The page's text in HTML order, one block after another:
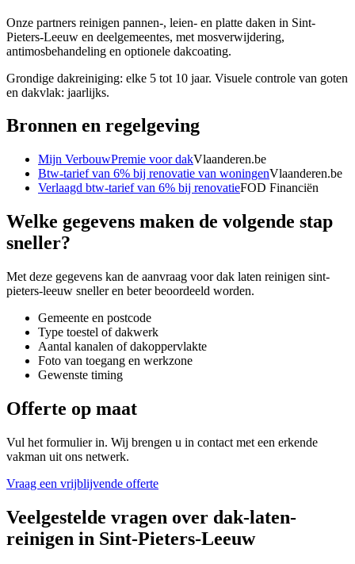
Onze partners reinigen pannen-, leien- en platte daken in Sint-
Pieters-Leeuw en deelgemeentes, met mosverwijdering,
antimosbehandeling en optionele dakcoating.
Grondige dakreiniging: elke 5 tot 10 jaar. Visuele controle van goten
en dakvlak: jaarlijks.
Bronnen en regelgeving
Mijn VerbouwPremie voor dakVlaanderen.be
Btw-tarief van 6% bij renovatie van woningenVlaanderen.be
Verlaagd btw-tarief van 6% bij renovatieFOD Financiën
Welke gegevens maken de volgende stap
sneller?
Met deze gegevens kan de aanvraag voordak laten reinigen sint-
pieters-leeuw sneller en beter beoordeeld worden.
Gemeente en postcode
Type toestel of dakwerk
Aantal kanalen of dakoppervlakte
Foto van toegang en werkzone
Gewenste timing
Offerte op maat
Vul het formulier in. Wij brengen u in contact met een erkende
vakman uit ons netwerk.
Vraag een vrijblijvende offerte
Veelgestelde vragen over dak-laten-
reinigen in Sint-Pieters-Leeuw